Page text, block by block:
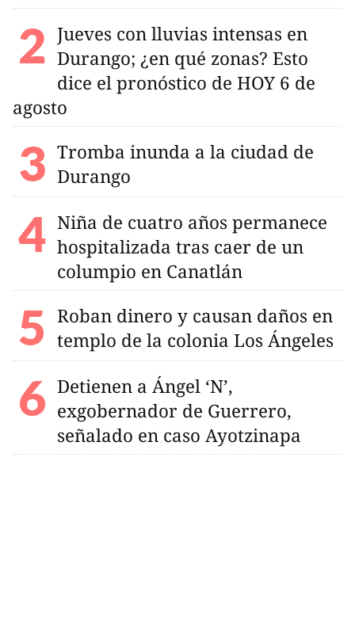
Jueves con lluvias intensas en
Durango; ¿en qué zonas? Esto
dice el pronóstico de HOY 6 de
agosto
Tromba inunda a la ciudad de
Durango
Niña de cuatro años permanece
hospitalizada tras caer de un
columpio en Canatlán
Roban dinero y causan daños en
templo de la colonia Los Ángeles
Detienen a Ángel ‘N’,
exgobernador de Guerrero,
señalado en caso Ayotzinapa